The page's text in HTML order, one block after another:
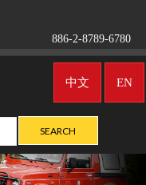
886-2-8789-6780
EN
中文